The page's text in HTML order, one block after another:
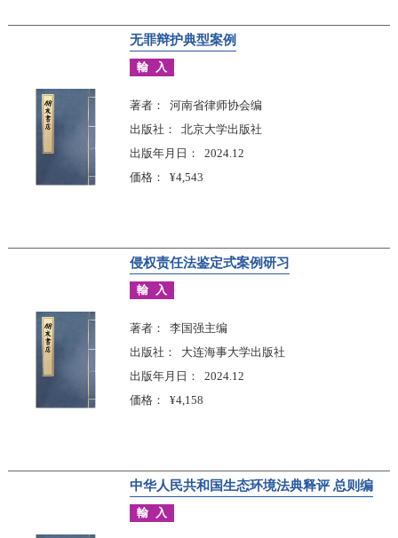
无罪辩护典型案例
輸入
著者
河南省律师协会编
出版社
北京大学出版社
出版年月日
2024.12
価格
¥4,543
侵权责任法鉴定式案例研习
輸入
著者
李国强主编
出版社
大连海事大学出版社
出版年月日
2024.12
価格
¥4,158
中华人民共和国生态环境法典释评 总则编
輸入